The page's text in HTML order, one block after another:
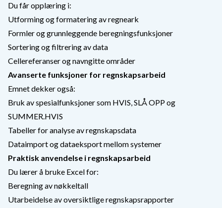
Du får opplæring i:
Utforming og formatering av regneark
Formler og grunnleggende beregningsfunksjoner
Sortering og filtrering av data
Cellereferanser og navngitte områder
Avanserte funksjoner for regnskapsarbeid
Emnet dekker også:
Bruk av spesialfunksjoner som HVIS, SLÅ OPP og
SUMMER.HVIS
Tabeller for analyse av regnskapsdata
Dataimport og dataeksport mellom systemer
Praktisk anvendelse i regnskapsarbeid
Du lærer å bruke Excel for:
Beregning av nøkkeltall
Utarbeidelse av oversiktlige regnskapsrapporter